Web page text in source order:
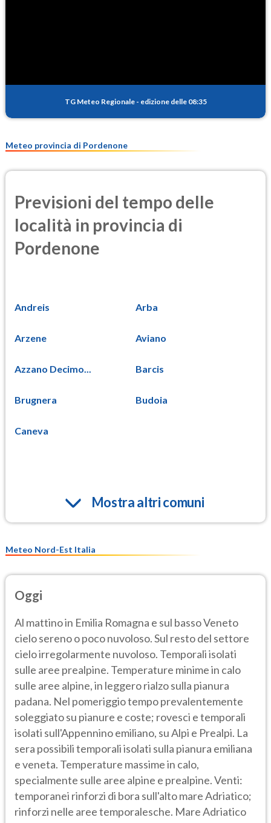
PM25
TG Meteo Regionale - edizione delle 08:35
Meteo provincia di Pordenone
Previsioni del tempo delle
località in provincia di
Pordenone
Andreis Arba
Arzene Aviano
Azzano Decimo... Barcis
Brugnera Budoia
Caneva
Mostra altri comuni
Meteo Nord-Est Italia
Oggi
Al mattino in Emilia Romagna e sul basso Veneto
cielo sereno o poco nuvoloso. Sul resto del settore
cielo irregolarmente nuvoloso. Temporali isolati
sulle aree prealpine. Temperature minime in calo
sulle aree alpine, in leggero rialzo sulla pianura
padana. Nel pomeriggio tempo prevalentemente
soleggiato su pianure e coste; rovesci e temporali
isolati sull'Appennino emiliano, su Alpi e Prealpi. La
sera possibili temporali isolati sulla pianura emiliana
e veneta. Temperature massime in calo,
specialmente sulle aree alpine e prealpine. Venti:
temporanei rinforzi di bora sull'alto mare Adriatico;
rinforzi nelle aree temporalesche. Mare Adriatico